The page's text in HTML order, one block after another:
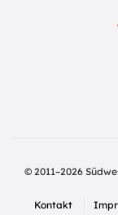
© 2011–2026
Kontakt